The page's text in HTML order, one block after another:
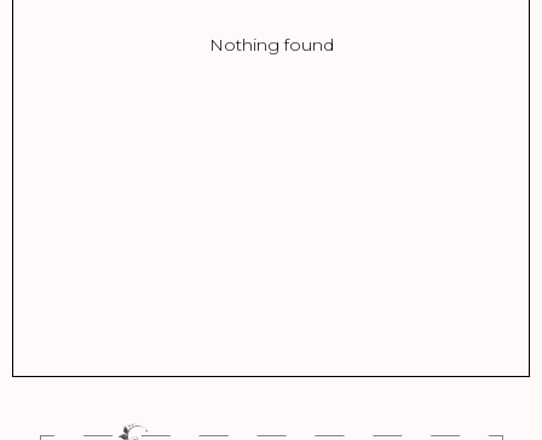
Nothing found